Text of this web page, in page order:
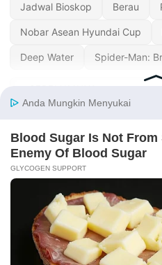
Jadwal Bioskop Berau
Nobar Asean Hyundai Cup
Deep Water Spider-Man:
Jadwal Bioskop
Platinum Cineplex
Batang Hari Ini
© Keena